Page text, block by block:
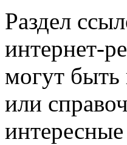
Раздел
интернет-
могут
или